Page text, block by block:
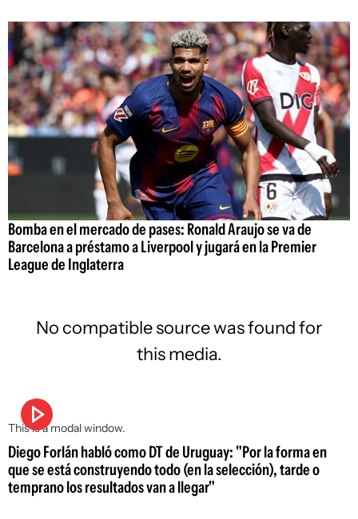
Bomba en el mercado de pases: Ronald Araujo se va de
Barcelona a préstamo a Liverpool y jugará en la Premier
League de Inglaterra
This is a modal window.
No compatible source was found for
this media.
Diego Forlán habló como DT de Uruguay: "Por la forma en
que se está construyendo todo (en la selección), tarde o
temprano los resultados van a llegar"